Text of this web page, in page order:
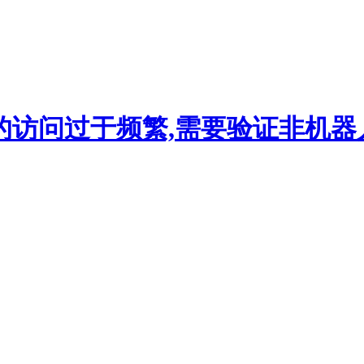
访问过于频繁,需要验证非机器